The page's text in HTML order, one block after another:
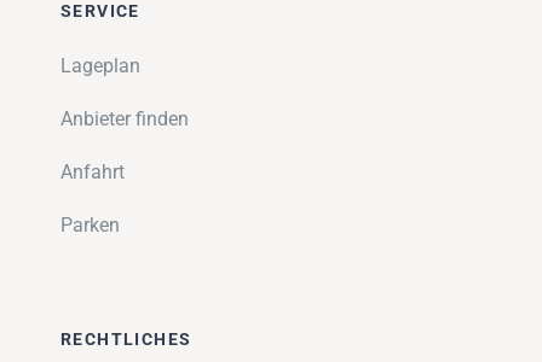
SERVICE
Lageplan
Anbieter finden
Anfahrt
Parken
RECHTLICHES